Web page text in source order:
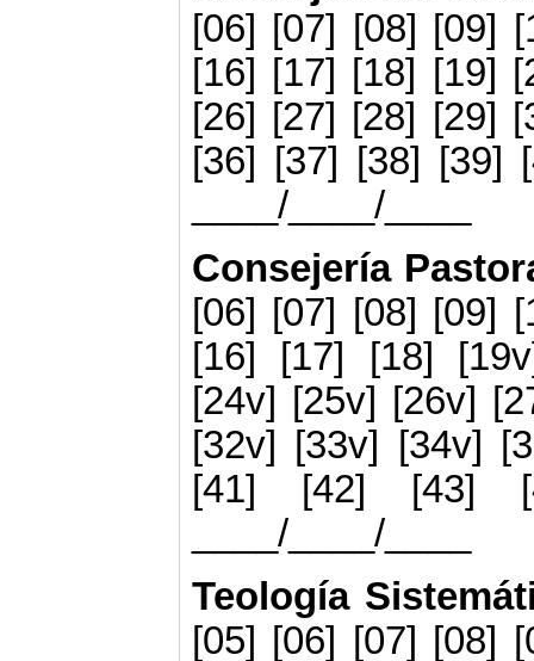
[06] [07] [08] [09]
[16] [17] [18] [19]
[26] [27] [28] [29]
[36] [37] [38] [39]
____/____/____
Consejería
[06] [07] [08] [09]
[16] [17] [18]
[24v] [25v] [26v]
[32v] [33v] [34v]
[41] [42] [43]
____/____/____
Teología
[05] [06] [07] [08]